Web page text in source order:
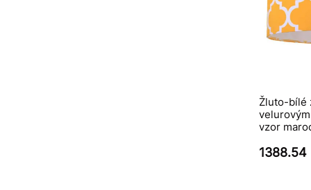
Žluto-bílé
vzor
1388.54